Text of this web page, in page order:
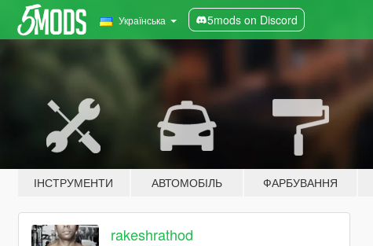
Українська 5mods on Discord
ІНСТРУМЕНТИ АВТОМОБІЛЬ ФАРБУВАННЯ
rakeshrathod